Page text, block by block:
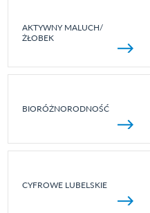
AKTYWNY MALUCH/
ŻŁOBEK
BIORÓŻNORODNOŚĆ
CYFROWE LUBELSKIE